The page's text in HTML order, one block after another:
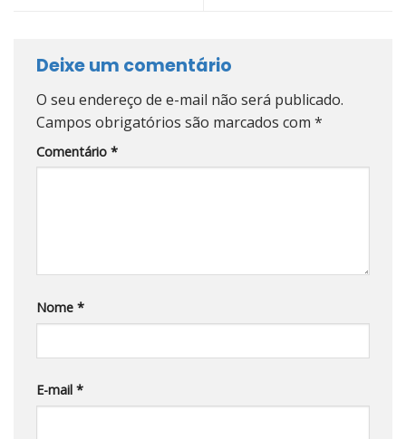
Deixe um comentário
O seu endereço de e-mail não será publicado.
Campos obrigatórios são marcados com *
Comentário *
Nome *
E-mail *